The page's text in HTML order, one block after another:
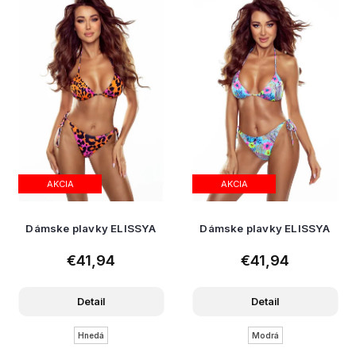
AKCIA
Dámske plavky ELISSYA
€41,94
Detail
Hnedá
AKCIA
Dámske plavky ELISSYA
€41,94
Detail
Modrá